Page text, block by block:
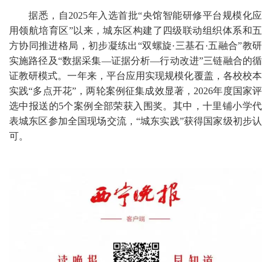
据悉，自2025年入选首批“央馆智能研修平台规模化应
用领航培育区”以来，城东区构建了四级联动组织体系和五
方协同推进格局，初步凝练出“双螺旋·三基石·五融合”教研
实施路径及“数据采集—证据分析—行动改进”三链融合的循
证教研模式。一年来，平台应用实现规模化覆盖，各校校本
实践“多点开花”，两轮案例征集成效显著，2026年度国家评
选中报送的5个案例全部荣获入围奖。其中，十里铺小学代
表城东区参加全国现场交流，“城东实践”获得国家级初步认
可。